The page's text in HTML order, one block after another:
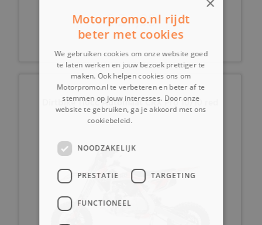
€ 24,99
Dirtbike 110cc Automaat CRX Pro 10/10 red
Motorpromo.nl rijdt
beter met cookies
We gebruiken cookies om onze website goed
te laten werken en jouw bezoek prettiger te
maken. Ook helpen cookies ons om
Motorpromo.nl te verbeteren en beter af te
stemmen op jouw interesses. Door onze
website te gebruiken, ga je akkoord met ons
cookiebeleid.
NOODZAKELIJK
PRESTATIE TARGETING
FUNCTIONEEL